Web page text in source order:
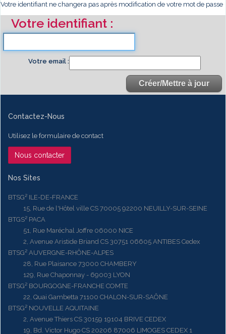
Votre identifiant ne changera pas après modification de votre mot de passe
Votre identifiant
Votre email
Contactez-Nous
Utilisez le formulaire de contact
Nous contacter
Nos Sites
BTSG² ILE-DE-FRANCE
15, Rue de l'Hôtel ville CS 70005 92200 NEUILLY-SUR-SEINE
BTGS² PACA
51, Rue Maréchal Joffre 06000 NICE
2, Avenue Aristide Briand CS 30751 06605 ANTIBES Cedex
BTSG² AUVERGNE-RHÔNE-ALPES
28, Rue Plaisance 73000 CHAMBERY
129, Rue Chaponnay - 69003 LYON
BTSG² BOURGOGNE-FRANCHE COMTE
22, Quai Gambetta 71100 CHALON-SUR-SAÔNE
BTSG² NOUVELLE AQUITAINE
2, Avenue Thiers CS 30159 19104 BRIVE CEDEX
19, Bd. Victor Hugo CS 20206 87006 LIMOGES CEDEX 1